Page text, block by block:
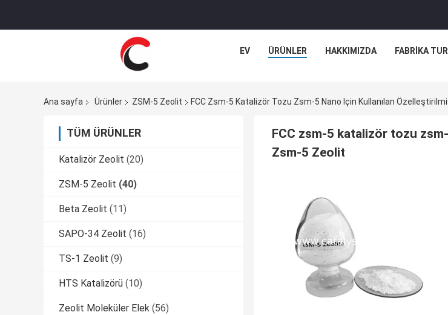
EV ÜRÜNLER HAKKIMIZDA FABRIKA
Ana sayfa Ürünler ZSM-5 Zeolit FCC Zsm-5 Katalizör Tozu Zsm-5 Nano Için Kullanılan
TÜM ÜRÜNLER
Katalizör Zeolit (20)
ZSM-5 Zeolit (40)
Beta Zeolit (11)
SAPO-34 Zeolit (16)
TS-1 Zeolit (9)
HTS Katalizörü (10)
Zeolit ​​Moleküler Elek (56)
FCC zsm-5 katalizör tozu
Zsm-5 Zeolit